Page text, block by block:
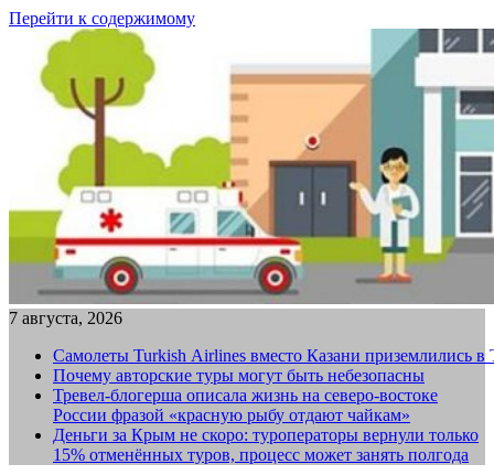
Перейти к содержимому
7 августа, 2026
Самолеты Turkish Airlines вместо Казани приземлились в
Почему авторские туры могут быть небезопасны
Тревел-блогерша описала жизнь на северо-востоке
России фразой «красную рыбу отдают чайкам»
Деньги за Крым не скоро: туроператоры вернули только
15% отменённых туров, процесс может занять полгода